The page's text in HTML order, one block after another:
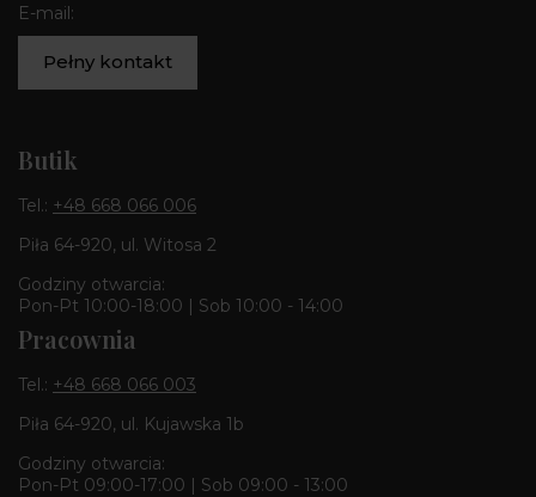
E-mail:
Pełny kontakt
Butik
Tel.: +48 668 066 006
Piła 64-920, ul. Witosa 2
Godziny otwarcia:
Pon-Pt 10:00-18:00 | Sob 10:00 - 14:00
Pracownia
Tel.: +48 668 066 003
Piła 64-920, ul. Kujawska 1b
Godziny otwarcia:
Pon-Pt 09:00-17:00 | Sob 09:00 - 13:00